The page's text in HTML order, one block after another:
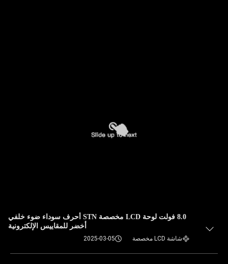
8.0 فولت لوحة LCD مخصصة STN أحرف سوداء ضوء خلفي
أخضر للمقاييس الإلكترونية
شاشة LCD مخصصة 2025-03-05